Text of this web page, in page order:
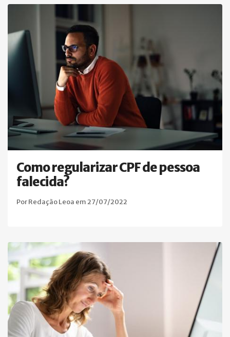
Como regularizar CPF de pessoa
falecida?
Por Redação Leoa em 27/07/2022